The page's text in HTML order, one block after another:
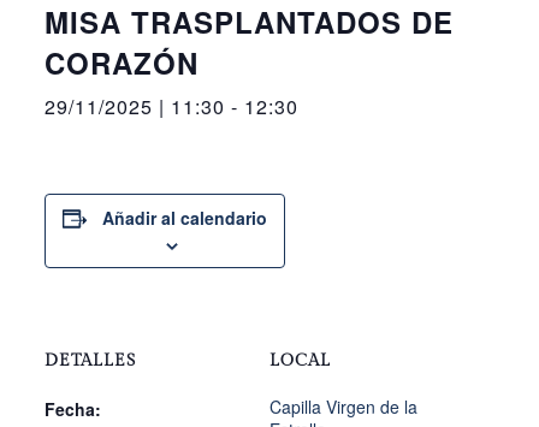
MISA TRASPLANTADOS DE
CORAZÓN
29/11/2025 | 11:30 - 12:30
Añadir al calendario
DETALLES
Fecha:
LOCAL
Capilla Virgen de la